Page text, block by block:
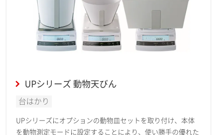
UPシリーズ 動物天びん
台はかり
UPシリーズにオプションの動物皿セットを取り付け、本体
を動物測定モードに設定することにより、使い勝手の優れた